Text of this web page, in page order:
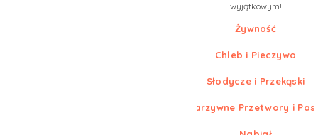
wyjątkowym!
Żywność
Chleb i Pieczywo
Słodycze i Przekąski
Warzywne Przetwory i